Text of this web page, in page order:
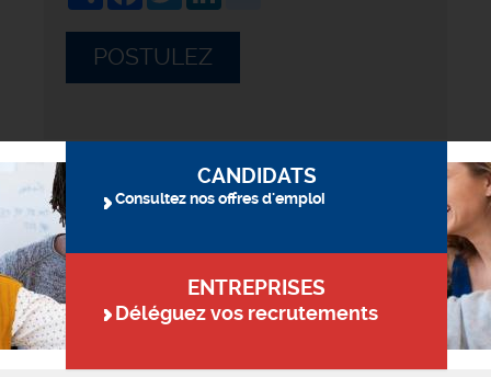
POSTULEZ
CANDIDATS
Consultez nos offres d'emploi
ENTREPRISES
Déléguez vos recrutements